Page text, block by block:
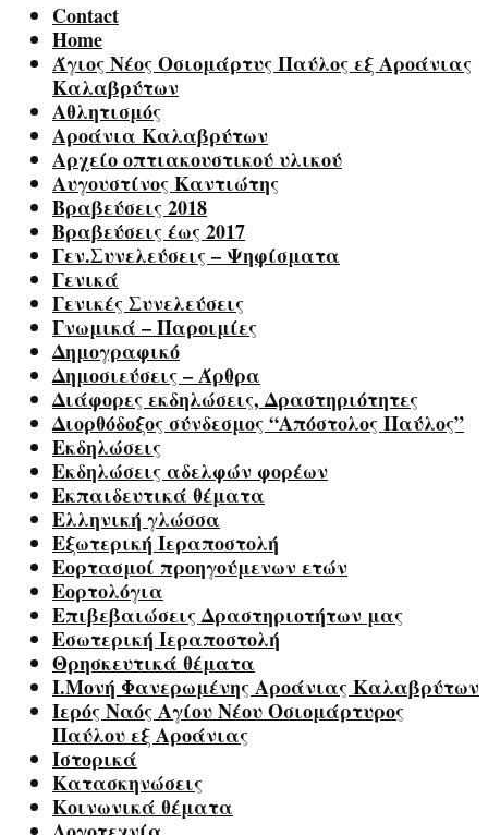
Contact
Home
Άγιος Νέος Οσιομάρτυς Παύλος εξ Αροάνιας
Καλαβρύτων
Αθλητισμός
Αροάνια Καλαβρύτων
Αρχείο οπτιακουστικού υλικού
Αυγουστίνος Καντιώτης
Βραβεύσεις 2018
Βραβεύσεις έως 2017
Γεν.Συνελεύσεις – Ψηφίσματα
Γενικά
Γενικές Συνελεύσεις
Γνωμικά – Παροιμίες
Δημογραφικό
Δημοσιεύσεις – Άρθρα
Διάφορες εκδηλώσεις, Δραστηριότητες
Διορθόδοξος σύνδεσμος “Απόστολος Παύλος”
Εκδηλώσεις
Εκδηλώσεις αδελφών φορέων
Εκπαιδευτικά θέματα
Ελληνική γλώσσα
Εξωτερική Ιεραποστολή
Εορτασμοί προηγούμενων ετών
Εορτολόγια
Επιβεβαιώσεις Δραστηριοτήτων μας
Εσωτερική Ιεραποστολή
Θρησκευτικά θέματα
Ι.Μονή Φανερωμένης Αροάνιας Καλαβρύτων
Ιερός Ναός Αγίου Νέου Οσιομάρτυρος
Παύλου εξ Αροάνιας
Ιστορικά
Κατασκηνώσεις
Κοινωνικά θέματα